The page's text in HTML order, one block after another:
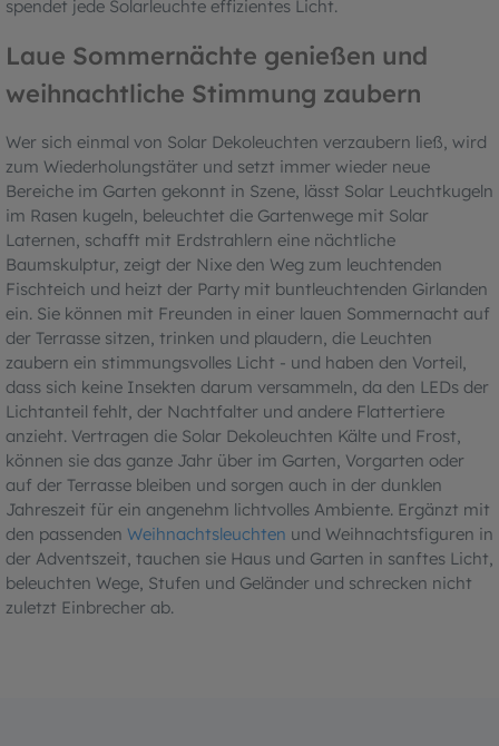
spendet jede Solarleuchte effizientes Licht.
Laue Sommernächte genießen und
weihnachtliche Stimmung zaubern
Wer sich einmal von Solar Dekoleuchten verzaubern ließ, wird
zum Wiederholungstäter und setzt immer wieder neue
Bereiche im Garten gekonnt in Szene, lässt Solar Leuchtkugeln
im Rasen kugeln, beleuchtet die Gartenwege mit Solar
Laternen, schafft mit Erdstrahlern eine nächtliche
Baumskulptur, zeigt der Nixe den Weg zum leuchtenden
Fischteich und heizt der Party mit buntleuchtenden Girlanden
ein. Sie können mit Freunden in einer lauen Sommernacht auf
der Terrasse sitzen, trinken und plaudern, die Leuchten
zaubern ein stimmungsvolles Licht - und haben den Vorteil,
dass sich keine Insekten darum versammeln, da den LEDs der
Lichtanteil fehlt, der Nachtfalter und andere Flattertiere
anzieht. Vertragen die Solar Dekoleuchten Kälte und Frost,
können sie das ganze Jahr über im Garten, Vorgarten oder
auf der Terrasse bleiben und sorgen auch in der dunklen
Jahreszeit für ein angenehm lichtvolles Ambiente. Ergänzt mit
den passenden Weihnachtsleuchten und Weihnachtsfiguren in
der Adventszeit, tauchen sie Haus und Garten in sanftes Licht,
beleuchten Wege, Stufen und Geländer und schrecken nicht
zuletzt Einbrecher ab.